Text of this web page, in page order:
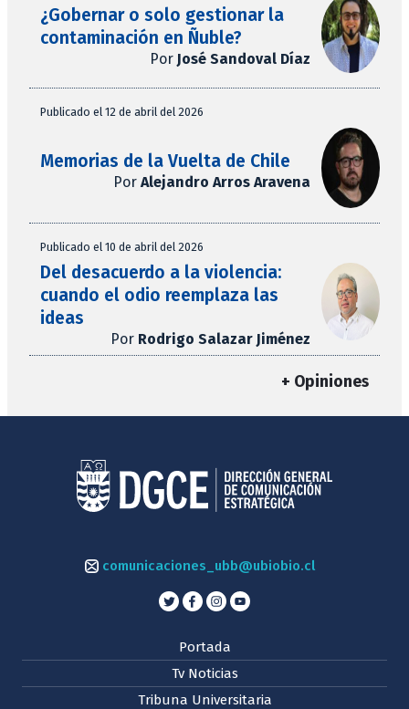
¿Gobernar o solo gestionar la
contaminación en Ñuble?
Por José Sandoval Díaz
Publicado el 12 de abril del 2026
Memorias de la Vuelta de Chile
Por Alejandro Arros Aravena
Publicado el 10 de abril del 2026
Del desacuerdo a la violencia:
cuando el odio reemplaza las
ideas
Por Rodrigo Salazar Jiménez
+ Opiniones
comunicaciones_ubb@ubiobio.cl
Portada
Tv Noticias
Tribuna Universitaria